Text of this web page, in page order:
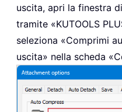
uscita, apri la finestra
tramite «KUTOOLS
seleziona «Comprimi
uscita» nella scheda